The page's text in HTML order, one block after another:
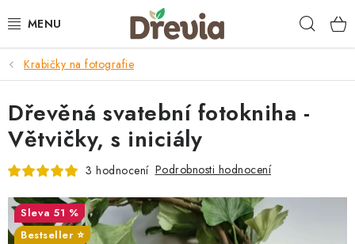
na
SVATBA 💍
DÁRKY
KRABIČKY
DEKORACE
Krabičky na fotografie
Dřevěná svatební fotokniha -
Větvičky, s iniciály
3 hodnocení Podrobnosti hodnocení
51 %
Bestseller ⭐️